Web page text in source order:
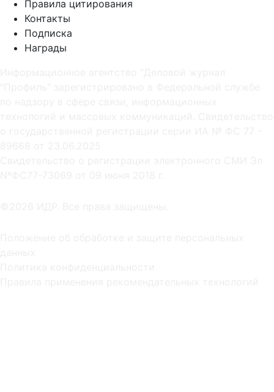
Правила цитирования
Контакты
Подписка
Награды